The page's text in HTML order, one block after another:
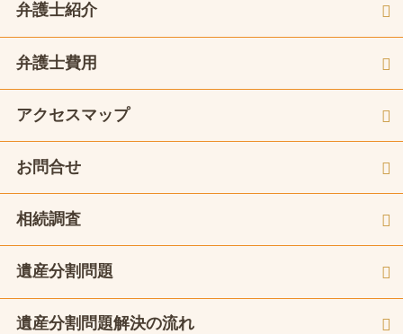
弁護士紹介
弁護士費用
アクセスマップ
お問合せ
相続調査
遺産分割問題
遺産分割問題解決の流れ